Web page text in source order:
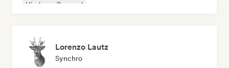
Hip-hop
Pop soul
Lorenzo Lautz
Synchro